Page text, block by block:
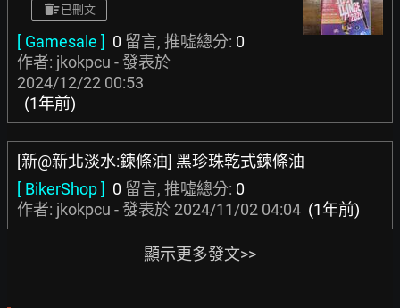
已刪文
[ Gamesale ] 0 留言, 推噓總分: 0
作者: jkokpcu - 發表於
2024/12/22 00:53
(1年前)
[新@新北淡水:鍊條油] 黑珍珠乾式鍊條油
[ BikerShop ] 0 留言, 推噓總分: 0
作者: jkokpcu - 發表於 2024/11/02 04:04 (1年前)
顯示更多發文>>